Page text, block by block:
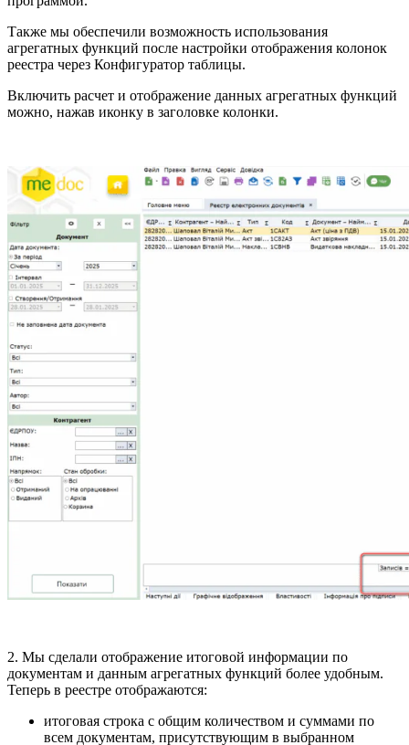
Также мы обеспечили возможность использования
агрегатных функций после настройки отображения колонок
реестра через Конфигуратор таблицы.
Включить расчет и отображение данных агрегатных функций
можно, нажав иконку в заголовке колонки.
2. Мы сделали отображение итоговой информации по
документам и данным агрегатных функций более удобным.
Теперь в реестре отображаются:
итоговая строка с общим количеством и суммами по
всем документам, присутствующим в выбранном